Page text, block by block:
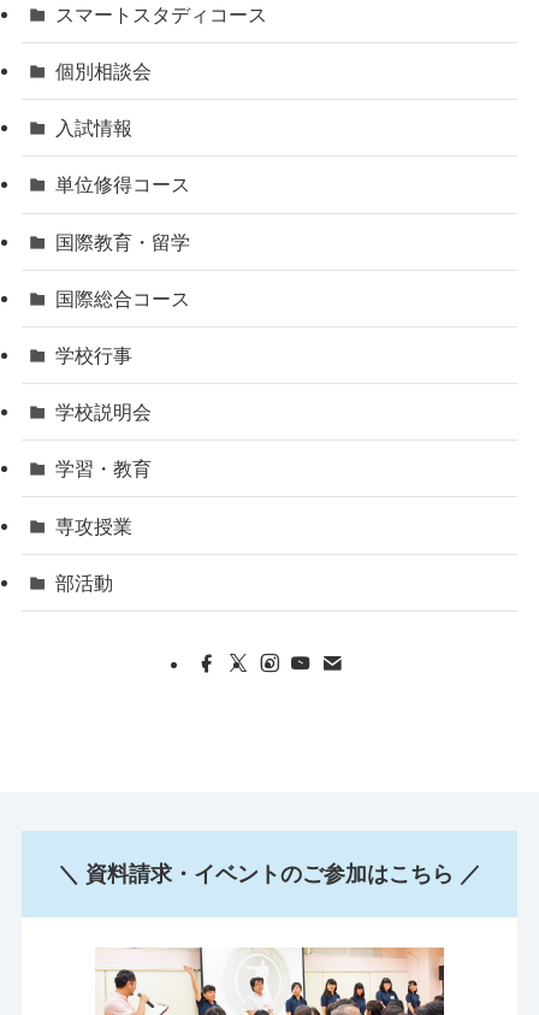
スマートスタディコース
個別相談会
入試情報
単位修得コース
国際教育・留学
国際総合コース
学校行事
学校説明会
学習・教育
専攻授業
部活動
＼ 資料請求・イベントのご参加はこちら ／